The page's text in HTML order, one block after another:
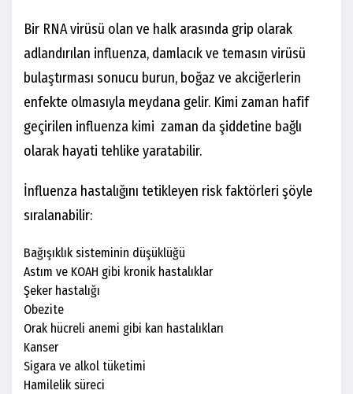
Bir RNA virüsü olan ve halk arasında grip olarak
adlandırılan influenza, damlacık ve temasın virüsü
bulaştırması sonucu burun, boğaz ve akciğerlerin
enfekte olmasıyla meydana gelir. Kimi zaman hafif
geçirilen influenza kimi zaman da şiddetine bağlı
olarak hayati tehlike yaratabilir.
İnfluenza hastalığını tetikleyen risk faktörleri şöyle
sıralanabilir:
Bağışıklık sisteminin düşüklüğü
Astım ve KOAH gibi kronik hastalıklar
Şeker hastalığı
Obezite
Orak hücreli anemi gibi kan hastalıkları
Kanser
Sigara ve alkol tüketimi
Hamilelik süreci